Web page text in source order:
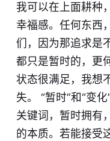
我可以在上面耕种
幸福感。任何东西
们，因为那追求是
都只是暂时的，更
状态很满足，我想
失。 “暂时”和“变
关键词，暂时拥有
的本质。若能接受